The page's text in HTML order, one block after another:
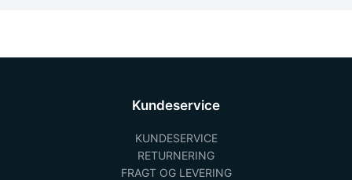
Kundeservice
KUNDESERVICE
RETURNERING
FRAGT OG LEVERING